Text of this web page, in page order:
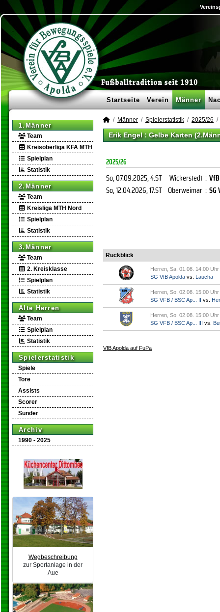
Startseite Verein Männer
1.Männer
Team
Kreisoberliga KFA MTH
Spielplan
Statistik
2.Männer
Team
Kreisliga MTH Nord
Spielplan
Statistik
3.Männer
Team
2. Kreisklasse
Spielplan
Statistik
Alte Herren
Team
Spielplan
Statistik
Spielerstatistik
Spiele
Tore
Assists
Scorer
Sünder
Archiv
1990 - 2025
Wegbeschreibung
zur Sportanlage in der
Aue
Männer Spielerstatistik 2025/26
Erik Engel : Gelbe Karten
2025/26
So, 07.09.2025, 4.ST Wickerstedt :
So, 12.04.2026, 17.ST Oberweimar : SG
Rückblick
Herren, Sa. 01.08. 14:00 Uhr
SG VfB Apolda vs. Laucha
Herren, So. 02.08. 15:00 Uhr
SG VFB / BSC Ap... II vs.
Herren, So. 02.08. 15:00 Uhr
SG VFB / BSC Ap... III vs.
VfB Apolda auf FuPa